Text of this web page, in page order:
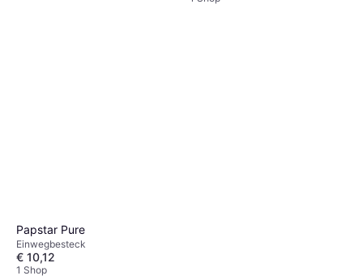
Abena Mehrweg Löffel 18 cm
Papstar Pure
Einwegbesteck
€ 10,12
1 Shop